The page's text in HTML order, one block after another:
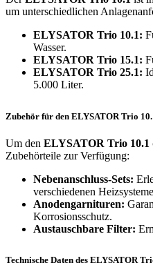
um unterschiedlichen
ELYSATOR Trio 10.1:
Wasser.
ELYSATOR Trio 15.1:
ELYSATOR Trio 25.1:
5.000 Liter.
Zubehör für den ELYSATOR Trio
Um den ELYSATOR Trio 10.1
Zubehörteile zur Verfügung:
Nebenanschluss-Sets:
verschiedenen
Anodengarnituren:
Korrosionsschutz.
Austauschbare Filter:
Technische Daten des ELYSATOR